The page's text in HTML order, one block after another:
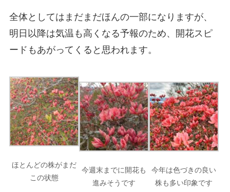
全体としてはまだまだほんの一部になりますが、
明日以降は気温も高くなる予報のため、開花スピ
ードもあがってくると思われます。
ほとんどの株がまだ
この状態
今週末までに開花も
進みそうです
今年は色づきの良い
株も多い印象です